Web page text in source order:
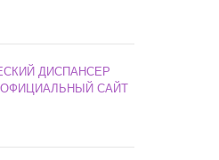
ДИСПАНСЕР
САЙТ